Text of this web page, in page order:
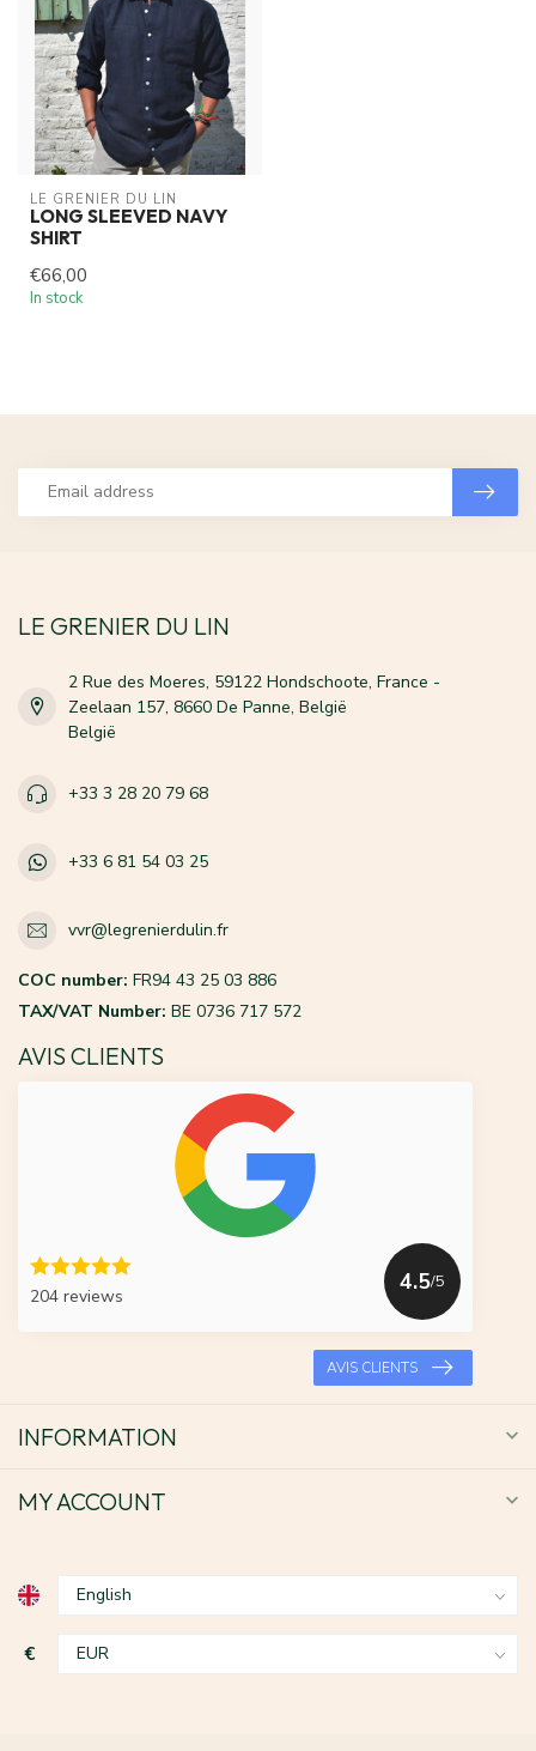
LE GRENIER DU LIN
LONG SLEEVED NAVY
SHIRT
€66,00
In stock
LE GRENIER DU LIN
2 Rue des Moeres, 59122 Hondschoote, France -
Zeelaan 157, 8660 De Panne, België
België
+33 3 28 20 79 68
+33 6 81 54 03 25
vvr@legrenierdulin.fr
COC number: FR94 43 25 03 886
TAX/VAT Number: BE 0736 717 572
AVIS CLIENTS
204 reviews
4.5/5
AVIS CLIENTS
INFORMATION
MY ACCOUNT
€